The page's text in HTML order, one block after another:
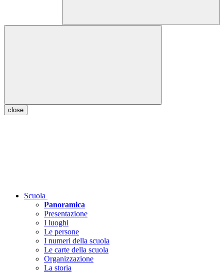
close
Scuola
Panoramica
Presentazione
I luoghi
Le persone
I numeri della scuola
Le carte della scuola
Organizzazione
La storia